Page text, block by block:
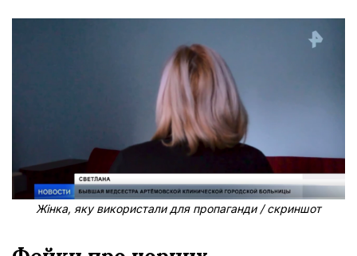
Жінка, яку використали для пропаганди / скриншот